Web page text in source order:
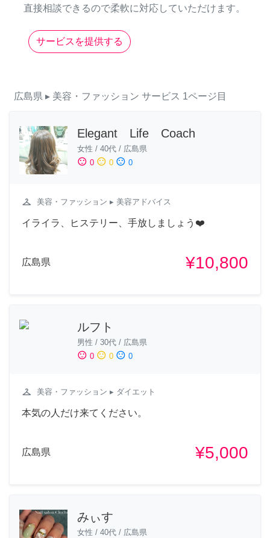
直接相談できるので柔軟に対応していただけます。
サービスを提供する
広島県 ▸ 美容・ファッション サービス 1ページ目
Elegant Life Coach
女性 / 40代 / 広島県
sentiment_satisfied 0 sentiment_neutral 0 sentiment_dissatisfied 0
checkroom 美容・ファッション ▸ 美容アドバイス
イライラ、ヒステリー、手放しましょう❤️
広島県 ¥10,800
ルフト
男性 / 30代 / 広島県
sentiment_satisfied 0 sentiment_neutral 0 sentiment_dissatisfied 0
checkroom 美容・ファッション ▸ ダイエット
本気の人だけ来てください。
広島県 ¥5,000
みぃす
女性 / 40代 / 広島県